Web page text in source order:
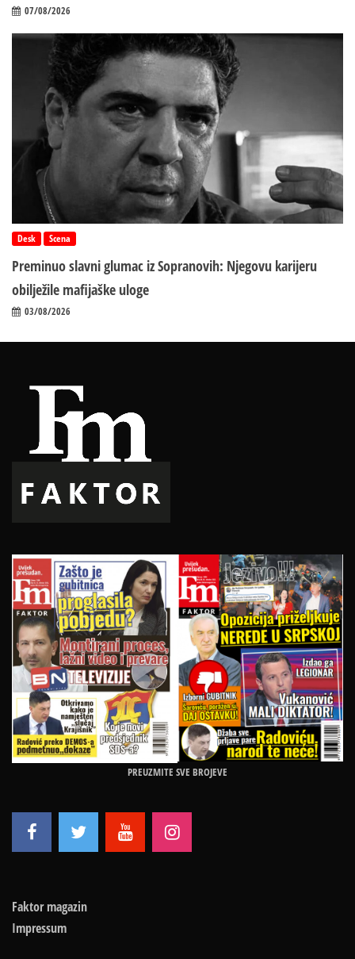
07/08/2026
Desk Scena
Preminuo slavni glumac iz Sopranovih: Njegovu karijeru
obilježile mafijaške uloge
03/08/2026
PREUZMITE SVE BROJEVE
Faktor magazin
Impressum